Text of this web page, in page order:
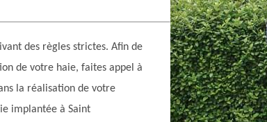
des règles strictes. Afin de
de votre haie, faites appel à
la réalisation de votre
implantée à Saint